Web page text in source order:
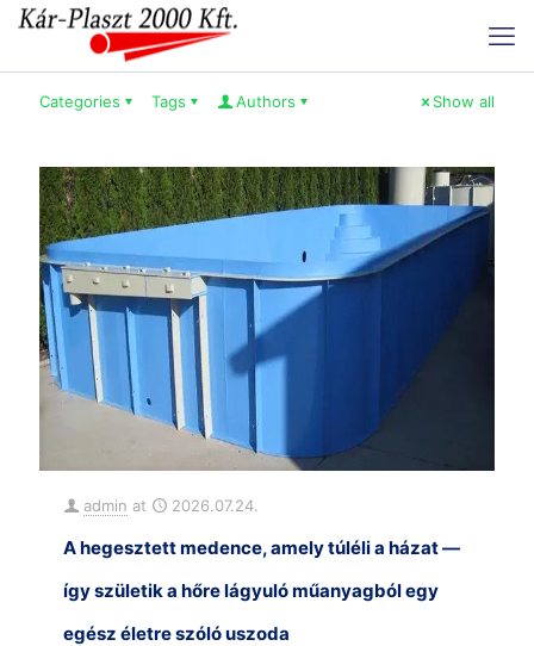
Categories Tags Authors Show all
admin at 2026.07.24.
A hegesztett medence, amely túléli a házat —
így születik a hőre lágyuló műanyagból egy
egész életre szóló uszoda